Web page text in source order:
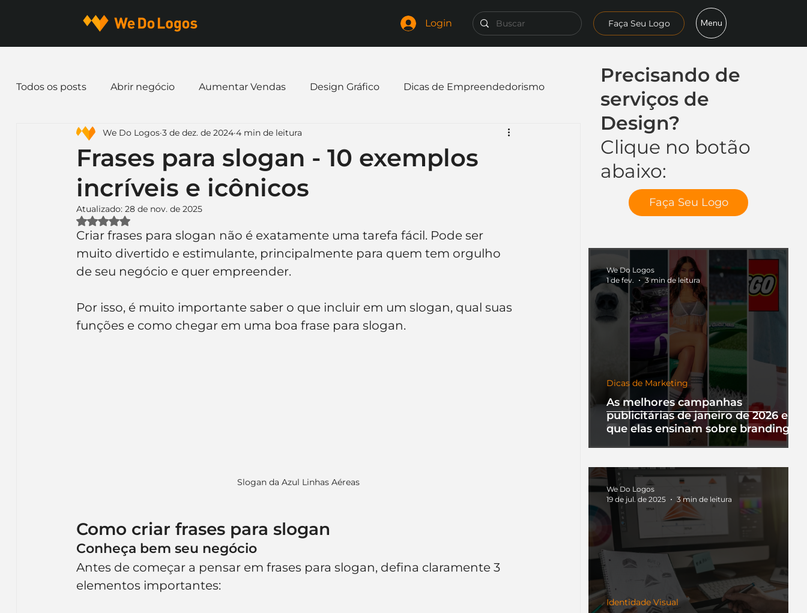
Login Faça Seu Logo Menu
Precisando de
serviços de
Design?
Clique no botão
abaixo:
Faça Seu Logo
As melhores campanhas
publicitárias de janeiro de 2026 e o
que elas ensinam sobre branding
Dicas de Marketing
We Do Logos
1 de fev.
3 min de leitura
Identidade Visual
We Do Logos
19 de jul. de 2025
3 min de leitura
Todos os posts Abrir negócio Aumentar Vendas Design Gráfico Dicas de Empreendedorismo
Dicas de Marketing Email marketing Expandir negócio
Identidade Visual Marca Nome para Empresa
Ferramentas Mascotes Slogan Papelaria Curiosidades Frases Logotipo
Inteligência Artificial Embalagens nome de empresa
Frases para slogan - 10 exemplos
incríveis e icônicos
We Do Logos 3 de dez. de 2024 4 min de leitura
Atualizado: 28 de nov. de 2025
Avaliado com NaN de 5 estrelas.
Criar frases para slogan não é exatamente uma tarefa fácil. Pode ser
muito divertido e estimulante, principalmente para quem tem orgulho
de seu negócio e quer empreender.
Por isso, é muito importante saber o que incluir em um slogan, qual suas
funções e como chegar em uma boa frase para slogan.
Slogan da Azul Linhas Aéreas
Como criar frases para slogan
Conheça bem seu negócio
Antes de começar a pensar em frases para slogan, defina claramente 3
elementos importantes: